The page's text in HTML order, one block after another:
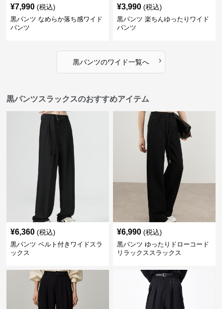
¥7,990 (税込)
黒パンツ なめらか落ち感ワイド
パンツ
¥3,990 (税込)
黒パンツ 楽ちんゆったりワイド
パンツ
黒パンツのワイド一覧へ ›
黒パンツスラックスのおすすめアイテム
¥6,360 (税込)
黒パンツ ベルト付きワイドスラ
ックス
¥6,990 (税込)
黒パンツ ゆったりドローコード
リラックススラックス